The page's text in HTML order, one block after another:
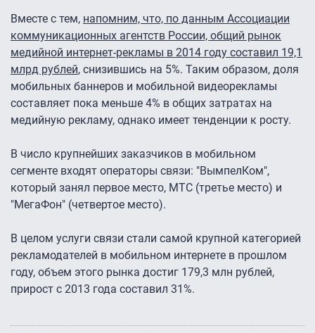
Вместе с тем, напомним, что, по данным Ассоциации
коммуникационных агентств России, общий рынок
медийной интернет-рекламы в 2014 году составил 19,1
млрд рублей, снизившись на 5%. Таким образом, доля
мобильных баннеров и мобильной видеорекламы
составляет пока меньше 4% в общих затратах на
медийную рекламу, однако имеет тенденции к росту.
В число крупнейших заказчиков в мобильном
сегменте входят операторы связи: "ВымпелКом",
который занял первое место, МТС (третье место) и
"МегаФон" (четвертое место).
В целом услуги связи стали самой крупной категорией
рекламодателей в мобильном интернете в прошлом
году, объем этого рынка достиг 179,3 млн рублей,
прирост с 2013 года составил 31%.